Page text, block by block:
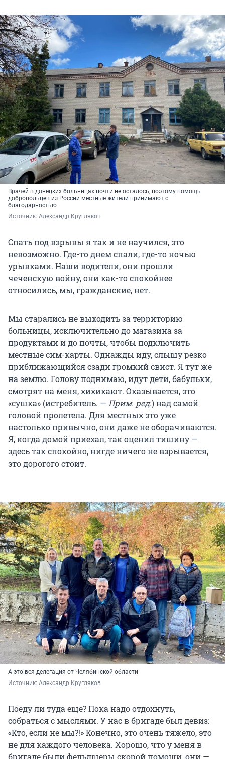
Врачей в донецких больницах почти не осталось, поэтому помощь
добровольцев из России местные жители принимают с
благодарностью
Источник: Александр Кругляков
Спать под взрывы я так и не научился, это
невозможно. Где-то днем спали, где-то ночью
урывками. Наши водители, они прошли
чеченскую войну, они как-то спокойнее
относились, мы, гражданские, нет.
Мы старались не выходить за территорию
больницы, исключительно до магазина за
продуктами и до почты, чтобы подключить
местные сим-карты. Однажды иду, слышу резко
приближающийся сзади громкий свист. Я тут же
на землю. Голову поднимаю, идут дети, бабульки,
смотрят на меня, хихикают. Оказывается, это
«сушка» (истребитель. — Прим. ред.) над самой
головой пролетела. Для местных это уже
настолько привычно, они даже не оборачиваются.
Я, когда домой приехал, так оценил тишину —
здесь так спокойно, нигде ничего не взрывается,
это дорогого стоит.
А это вся делегация от Челябинской области
Источник: Александр Кругляков
Поеду ли туда еще? Пока надо отдохнуть,
собраться с мыслями. У нас в бригаде был девиз:
«Кто, если не мы?!» Конечно, это очень тяжело, это
не для каждого человека. Хорошо, что у меня в
бригаде были фельдшеры скорой помощи, они —